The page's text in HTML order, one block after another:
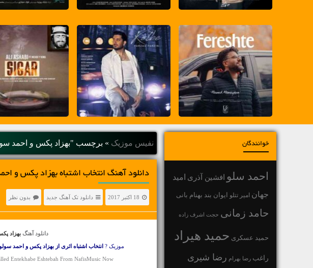
خوانندگان
احمد سلو افشین آذری امید
جهان امیر تتلو ایوان بند بهنام بانی
حامد زمانی حجت اشرف زاده
حمید عسکری حمید هیراد
راغب رضا بهرام رضا شیری
نفیس موزیک » برچسب "بهزاد پکس و احمد
دانلود آهنگ انتخاب اشتباه بهزاد پکس و
18 اکتبر 2017 دانلود تک آهنگ جدید بدون نظر
دانلود آهنگ بهزاد
موزیک ?انتخاب اشتباه اثری از بهزاد پکس و احمد سولو
Entekhabe Eshtebah From NafisMusic Now